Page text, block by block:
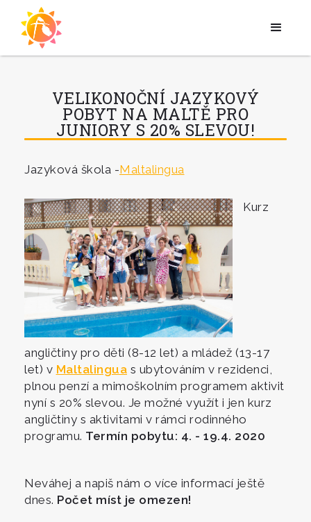
VELIKONOČNÍ JAZYKOVÝ
POBYT NA MALTĚ PRO
JUNIORY S 20% SLEVOU!
Jazyková škola -Maltalingua
Kurz
angličtiny pro děti (8-12 let) a mládež (13-17
let) v Maltalingua s ubytováním v rezidenci,
plnou penzí a mimoškolním programem aktivit
nyní s 20% slevou. Je možné využít i jen kurz
angličtiny s aktivitami v rámci rodinného
programu. Termín pobytu: 4. - 19.4. 2020
Neváhej a napiš nám o více informací ještě
dnes. Počet míst je omezen!